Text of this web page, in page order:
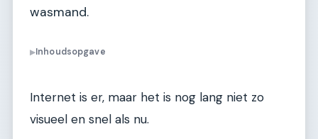
wasmand.
▶Inhoudsopgave
Internet is er, maar het is nog lang niet zo
visueel en snel als nu.